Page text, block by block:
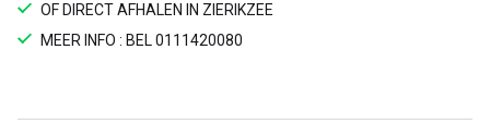
OF DIRECT AFHALEN IN ZIERIKZEE
MEER INFO : BEL 0111420080